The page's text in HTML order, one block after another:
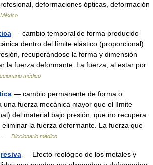
deformaciones ópticas, deformación
— cambio temporal de forma producido
dentro del límite elástico (proporcional)
recuperándose la forma y dimensión
la fuerza deformante. La fuerza, al estar por
médico
— cambio permanente de forma o
una fuerza mecánica mayor que el límite
del material bajo presión, que no recupera
la fuerza deformante. La fuerza que
…
Diccionario médico
— Efecto reológico de los metales y